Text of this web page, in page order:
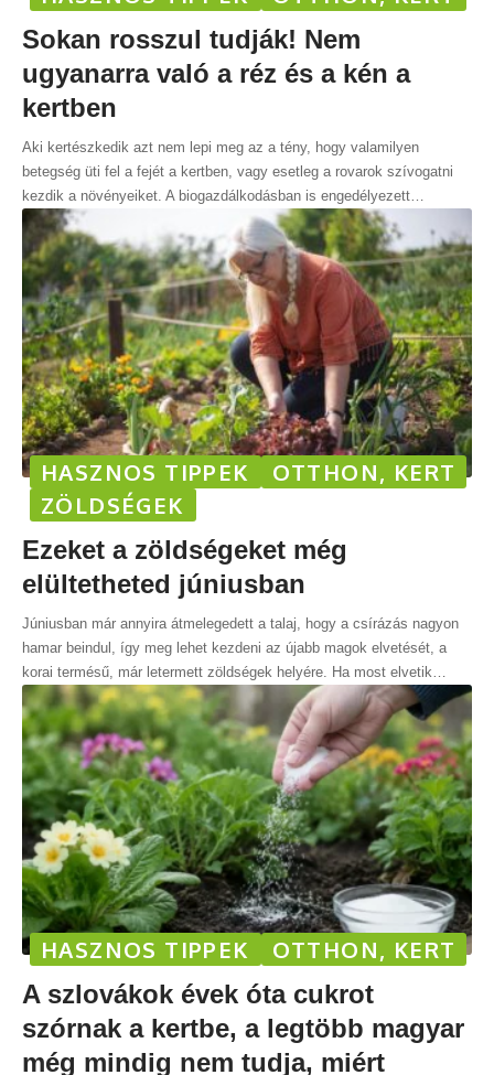
Sokan rosszul tudják! Nem
ugyanarra való a réz és a kén a
kertben
Aki kertészkedik azt nem lepi meg az a tény, hogy valamilyen
betegség üti fel a fejét a kertben, vagy esetleg a rovarok szívogatni
kezdik a növényeiket. A biogazdálkodásban is engedélyezett
HASZNOS TIPPEK
OTTHON, KERT
ZÖLDSÉGEK
Ezeket a zöldségeket még
elültetheted júniusban
Júniusban már annyira átmelegedett a talaj, hogy a csírázás nagyon
hamar beindul, így meg lehet kezdeni az újabb magok elvetését, a
korai termésű, már letermett zöldségek helyére. Ha most elvetik…
HASZNOS TIPPEK OTTHON, KERT
A szlovákok évek óta cukrot
szórnak a kertbe, a legtöbb magyar
még mindig nem tudja, miért